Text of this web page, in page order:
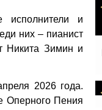
исполнители и
них – пианист
Никита Зимин и
2026 года.
Оперного Пения